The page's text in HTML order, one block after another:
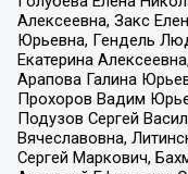
Алексеевна, Закс
Юрьевна, Гендель
Екатерина
Арапова Галина
Прохоров Вадим
Подузов Сергей
Вячеславовна,
Сергей Маркович,